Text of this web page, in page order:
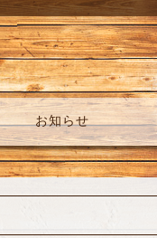
お知らせ